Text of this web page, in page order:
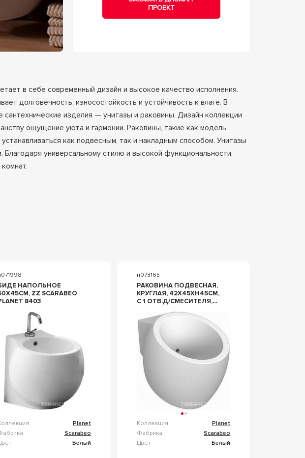
ПРОЕКТ
в себе современный дизайн и высокое качество исполнения.
долговечность, износостойкость и устойчивость к влаге. В
изделия — унитазы и раковины. Дизайн коллекции
ощущение уюта и гармонии. Раковины, такие как модель
как подвесным, так и накладным способом. Унитазы
универсальному стилю и высокой функциональности,
НАПОЛЬНОЕ
ZZ SCARABEO
8403
Planet
Scarabeo
Белый
n073165
РАКОВИНА ПОДВЕСНАЯ,
КРУГЛАЯ, 42Х45ХH45СМ,
С 1 ОТВ.Д/СМЕСИТЕЛЯ,
8100
Коллекция
Planet
Фабрика
Scarabeo
Цвет
Белый